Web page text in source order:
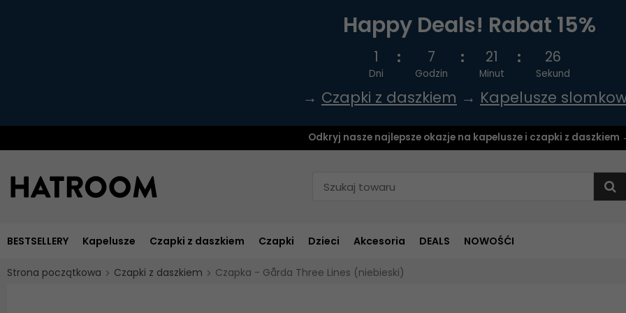
Happy Deals! Rabat 15%
1
Dni
7
Godzin
21
Minut
25
Sekund
→ Czapki z daszkiem → Kapelusze
Odkryj nasze najlepsze okazje na kapelusze i czapki z daszkiem
BESTSELLERY Kapelusze Czapki z daszkiem Czapki Dzieci Akcesoria DEALS NOWOŚĆI
Strona początkowa Czapki z daszkiem Czapka - Gårda Three Lines (niebieski)